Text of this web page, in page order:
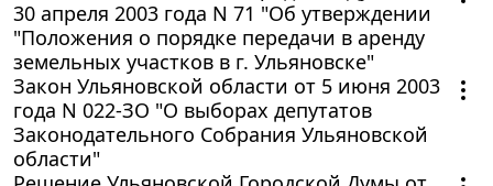
30 апреля 2003 года N 71 "Об утверждении
"Положения о порядке передачи в аренду
земельных участков в г. Ульяновске"
Закон Ульяновской области от 5 июня 2003
года N 022-ЗО "О выборах депутатов
Законодательного Собрания Ульяновской
области"